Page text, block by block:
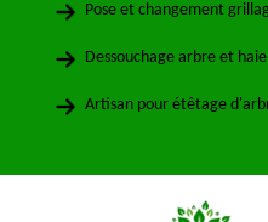
Pose et changement
Dessouchage arbre et
Artisan pour étêtage